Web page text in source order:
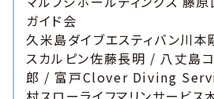
ガイド会
久米島ダイブエスティバン川
スカルピン佐藤長明 / 八丈島
郎 / 富戸Clover Diving